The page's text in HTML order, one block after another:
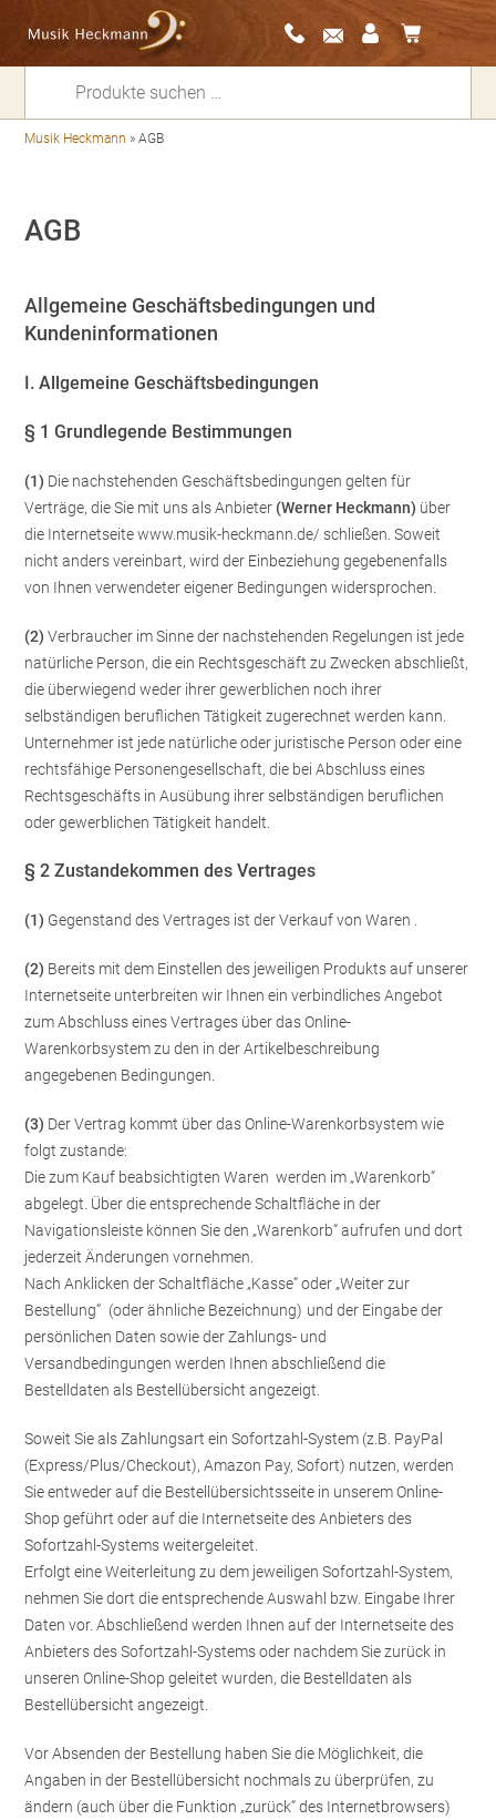
Musik Heckmann »AGB
AGB
Allgemeine Geschäftsbedingungen und
Kundeninformationen
I. Allgemeine Geschäftsbedingungen
§ 1 Grundlegende Bestimmungen
(1) Die nachstehenden Geschäftsbedingungen gelten für
Verträge, die Sie mit uns als Anbieter (Werner Heckmann) über
die Internetseite www.musik-heckmann.de/ schließen. Soweit
nicht anders vereinbart, wird der Einbeziehung gegebenenfalls
von Ihnen verwendeter eigener Bedingungen widersprochen.
(2) Verbraucher im Sinne der nachstehenden Regelungen ist jede
natürliche Person, die ein Rechtsgeschäft zu Zwecken abschließt,
die überwiegend weder ihrer gewerblichen noch ihrer
selbständigen beruflichen Tätigkeit zugerechnet werden kann.
Unternehmer ist jede natürliche oder juristische Person oder eine
rechtsfähige Personengesellschaft, die bei Abschluss eines
Rechtsgeschäfts in Ausübung ihrer selbständigen beruflichen
oder gewerblichen Tätigkeit handelt.
§ 2 Zustandekommen des Vertrages
(1) Gegenstand des Vertrages ist der Verkauf von Waren
(2) Bereits mit dem Einstellen des jeweiligen Produkts auf unserer
Internetseite unterbreiten wir Ihnen ein verbindliches Angebot
zum Abschluss eines Vertrages über das Online-
Warenkorbsystem zu den in der Artikelbeschreibung
angegebenen Bedingungen.
(3) Der Vertrag kommt über das Online-Warenkorbsystem wie
folgt zustande:
Die zum Kauf beabsichtigten Waren werden im „Warenkorb“
abgelegt. Über die entsprechende Schaltfläche in der
Navigationsleiste können Sie den „Warenkorb“ aufrufen und dort
jederzeit Änderungen vornehmen.
Nach Anklicken der Schaltfläche „Kasse“ oder „Weiter zur
Bestellung“ (oder ähnliche Bezeichnung) und der Eingabe der
persönlichen Daten sowie der Zahlungs- und
Versandbedingungen werden Ihnen abschließend die
Bestelldaten als Bestellübersicht angezeigt.
Soweit Sie als Zahlungsart ein Sofortzahl-System (z.B. PayPal
(Express/Plus/Checkout), Amazon Pay, Sofort) nutzen, werden
Sie entweder auf die Bestellübersichtsseite in unserem Online-
Shop geführt oder auf die Internetseite des Anbieters des
Sofortzahl-Systems weitergeleitet.
Erfolgt eine Weiterleitung zu dem jeweiligen Sofortzahl-System,
nehmen Sie dort die entsprechende Auswahl bzw. Eingabe Ihrer
Daten vor. Abschließend werden Ihnen auf der Internetseite des
Anbieters des Sofortzahl-Systems oder nachdem Sie zurück in
unseren Online-Shop geleitet wurden, die Bestelldaten als
Bestellübersicht angezeigt.
Vor Absenden der Bestellung haben Sie die Möglichkeit, die
Angaben in der Bestellübersicht nochmals zu überprüfen, zu
ändern (auch über die Funktion „zurück“ des Internetbrowsers)